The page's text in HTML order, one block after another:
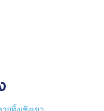
กงานสอบสวนสอบปากคำผู้ต้
นหรือไม่ ส่วนผู้ต้องหาที่เป็นเ
ชนและครอบครัวกลางตามขั้น
ยทิ้งเชิงเขา